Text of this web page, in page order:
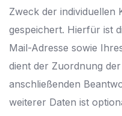
Zweck der individuellen
gespeichert. Hierfür ist
Mail-Adresse sowie
dient der Zuordnung
anschließenden
weiterer Daten ist